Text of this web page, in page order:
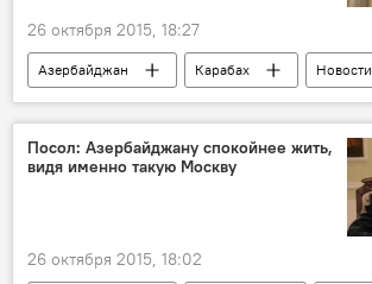
26 октября 2015, 18:27
Азербайджан Карабах
Новости
Армения
Минская группа ОБСЕ
Оккупация
Посол: Азербайджану спокойнее жить,
видя именно такую Москву
26 октября 2015, 18:02